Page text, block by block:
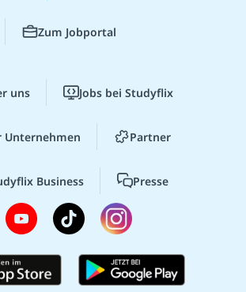
Zum Jobportal
uns Jobs bei Studyflix
Unternehmen Partner
Business Presse